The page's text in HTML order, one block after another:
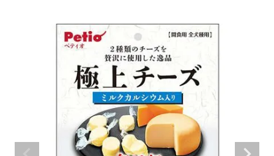
うさぎ用品
ブランド別に探す
目的別に探す
ご利用案内